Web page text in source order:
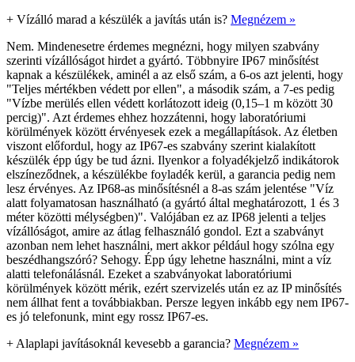
+ Vízálló marad a készülék a javítás után is? Megnézem »
Nem. Mindenesetre érdemes megnézni, hogy milyen szabvány
szerinti vízállóságot hirdet a gyártó. Többnyire IP67 minősítést
kapnak a készülékek, aminél a az első szám, a 6-os azt jelenti, hogy
"Teljes mértékben védett por ellen", a második szám, a 7-es pedig
"Vízbe merülés ellen védett korlátozott ideig (0,15–1 m között 30
percig)". Azt érdemes ehhez hozzátenni, hogy laboratóriumi
körülmények között érvényesek ezek a megállapítások. Az életben
viszont előfordul, hogy az IP67-es szabvány szerint kialakított
készülék épp úgy be tud ázni. Ilyenkor a folyadékjelző indikátorok
elszíneződnek, a készülékbe foyladék kerül, a garancia pedig nem
lesz érvényes. Az IP68-as minősítésnél a 8-as szám jelentése "Víz
alatt folyamatosan használható (a gyártó által meghatározott, 1 és 3
méter közötti mélységben)". Valójában ez az IP68 jelenti a teljes
vízállóságot, amire az átlag felhasználó gondol. Ezt a szabványt
azonban nem lehet használni, mert akkor például hogy szólna egy
beszédhangszóró? Sehogy. Épp úgy lehetne használni, mint a víz
alatti telefonálásnál. Ezeket a szabványokat laboratóriumi
körülmények között mérik, ezért szervizelés után ez az IP minősítés
nem állhat fent a továbbiakban. Persze legyen inkább egy nem IP67-
es jó telefonunk, mint egy rossz IP67-es.
+ Alaplapi javításoknál kevesebb a garancia? Megnézem »